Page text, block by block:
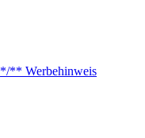
*/** Werbehinweis